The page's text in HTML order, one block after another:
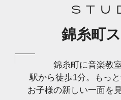
錦糸町
錦糸町に音楽教
駅から徒歩1分。もっ
お子様の新しい一面を